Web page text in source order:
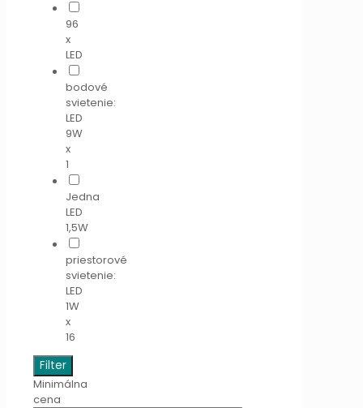
96
x
LED
bodové
svietenie:
LED
9W
x
1
Jedna
LED
1,5W
priestorové
svietenie:
LED
1W
x
16
Filter
Minimálna
cena